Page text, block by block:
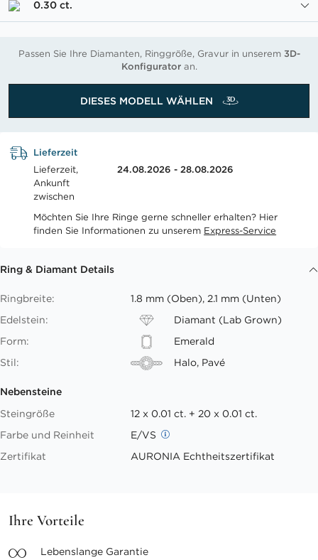
0.30 ct.
Passen Sie Ihre Diamanten, Ringgröße, Gravur in unserem 3D-
Konfiguratoran.
DIESES MODELL WÄHLEN
Lieferzeit
Lieferzeit,
Ankunft
zwischen
24.08.2026 - 28.08.2026
Möchten Sie Ihre Ringe gerne schneller erhalten? Hier
finden Sie Informationen zu unserem Express-Service
Ring & Diamant Details
Ringbreite:
1.8 mm (Oben), 2.1 mm (Unten)
Edelstein:
Diamant (Lab Grown)
Form:
Emerald
Stil:
Halo, Pavé
Nebensteine
Steingröße
12 x 0.01 ct. + 20 x 0.01 ct.
Farbe und Reinheit
E/VS
Zertifikat
AURONIA Echtheitszertifikat
Ihre Vorteile
Lebenslange Garantie